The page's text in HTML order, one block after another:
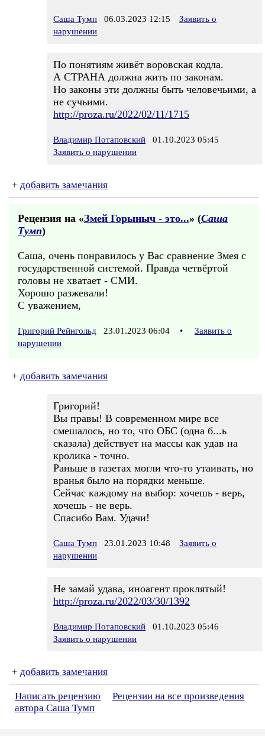
Саша Тумп 06.03.2023 12:15
Заявить о
нарушении
По понятиям живёт воровская кодла.
А СТРАНА должна жить по законам.
Но законы эти должны быть человечьими, а
не сучьими.
http://proza.ru/2022/02/11/1715
Владимир Потаповский 01.10.2023 05:45
Заявить о нарушении
+ добавить замечания
Рецензия на «Змей Горыныч - это...» (Саша
Тумп)
Саша, очень понравилось у Вас сравнение Змея с
государственной системой. Правда четвёртой
головы не хватает - СМИ.
Хорошо разжевали!
С уважением,
Григорий Рейнгольд 23.01.2023 06:04 •
Заявить о
нарушении
+ добавить замечания
Григорий!
Вы правы! В современном мире все
смешалось, но то, что ОБС (одна б...ь
сказала) действует на массы как удав на
кролика - точно.
Раньше в газетах могли что-то утаивать, но
вранья было на порядки меньше.
Сейчас каждому на выбор: хочешь - верь,
хочешь - не верь.
Спасибо Вам. Удачи!
Саша Тумп 23.01.2023 10:48
Заявить о
нарушении
Не замай удава, иноагент проклятый!
http://proza.ru/2022/03/30/1392
Владимир Потаповский 01.10.2023 05:46
Заявить о нарушении
+ добавить замечания
Написать рецензию
Рецензии на все произведения
автора Саша Тумп